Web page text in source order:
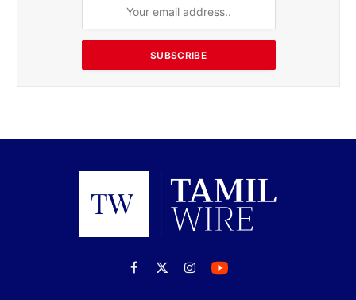
SUBSCRIBE
Facebook
X
(Twitter)
Instagram